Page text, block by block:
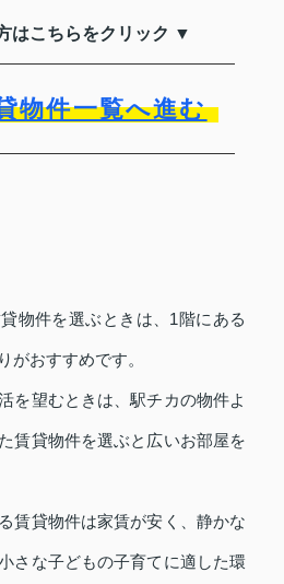
はこちらをクリック ▼
物件一覧へ進む
物件を選ぶときは、1階にある
がおすすめです。
を望むときは、駅チカの物件よ
賃貸物件を選ぶと広いお部屋を
賃貸物件は家賃が安く、静かな
さな子どもの子育てに適した環